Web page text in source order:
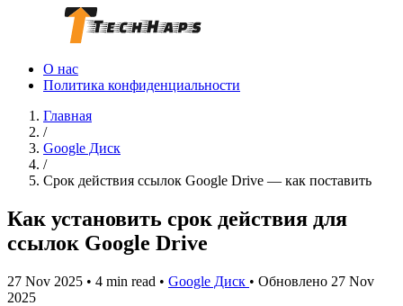
О нас
Политика конфиденциальности
Главная
/
Google Диск
/
Срок действия ссылок Google Drive — как поставить
Как установить срок действия для
ссылок Google Drive
27 Nov 2025 • 4 min read • Google Диск • Обновлено 27 Nov
2025